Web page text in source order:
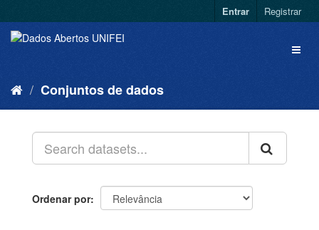
Entrar Registrar
Conjuntos de dados
Ordenar por